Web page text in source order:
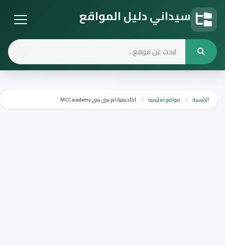
سيداني دليل المواقع
الرئيسية مواقع تعليميه اكاديمية ام سى سى MCC academy